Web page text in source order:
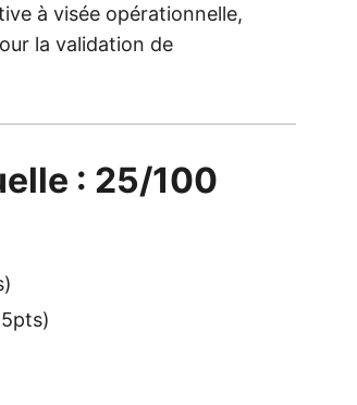
à visée opérationnelle,
la validation de
: 25/100